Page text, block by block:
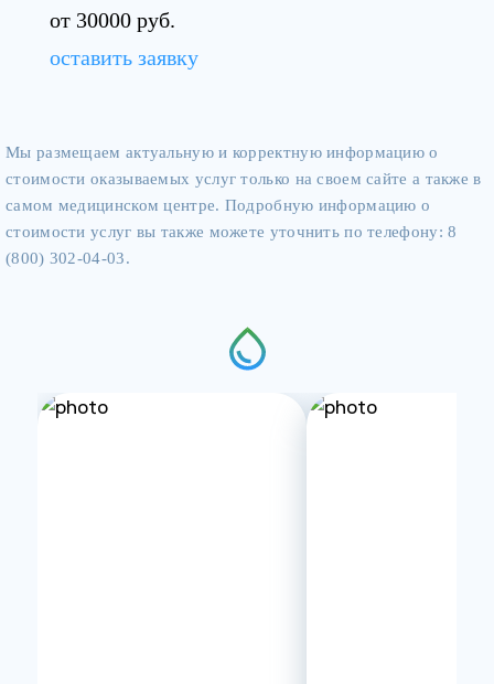
от 30000 руб.
оставить заявку
Мы размещаем актуальную и корректную информацию о
стоимости оказываемых услуг только на своем сайте а также в
самом медицинском центре. Подробную информацию о
стоимости услуг вы также можете уточнить по телефону: 8
(800) 302-04-03.